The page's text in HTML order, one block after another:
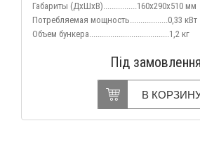
Габариты (ДхШхВ)................160х290х510 мм
Потребляемая мощность..................0,33 кВт
Объем бункера......................................1,2 кг
Під замовлення
В